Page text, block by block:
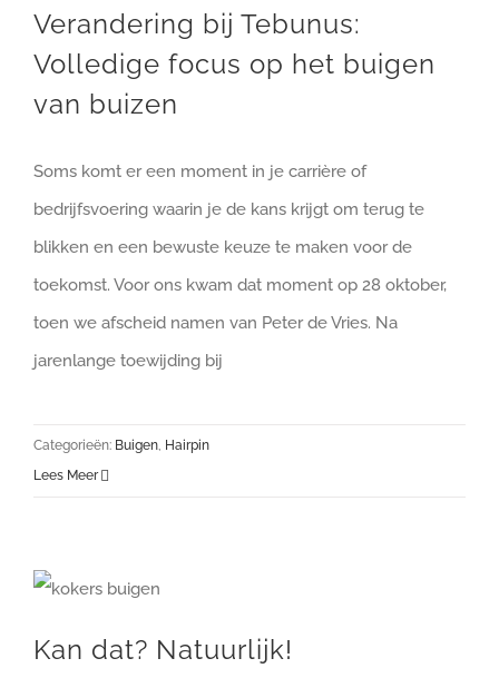
Verandering bij Tebunus:
Volledige focus op het buigen
van buizen
Soms komt er een moment in je carrière of
bedrijfsvoering waarin je de kans krijgt om terug te
blikken en een bewuste keuze te maken voor de
toekomst. Voor ons kwam dat moment op 28 oktober,
toen we afscheid namen van Peter de Vries. Na
jarenlange toewijding bij
Categorieën: Buigen Hairpin
Lees Meer
Kan dat? Natuurlijk!